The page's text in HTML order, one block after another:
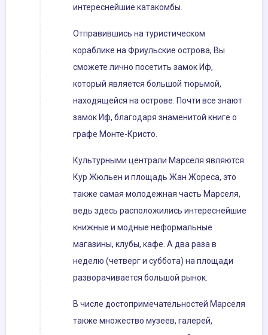
интереснейшие катакомбы.
Отправившись на туристическом
кораблике на Фриульские острова, Вы
сможете лично посетить замок Иф,
который является большой тюрьмой,
находящейся на острове. Почти все знают
замок Иф, благодаря знаменитой книге о
графе Монте-Кристо.
Культурными централи Марселя являются
Кур Жюльен и площадь Жан Жореса, это
также самая молодежная часть Марселя,
ведь здесь расположились интереснейшие
книжные и модные неформальные
магазины, клубы, кафе. А два раза в
неделю (четверг и суббота) на площади
разворачивается большой рынок.
В числе достопримечательностей Марселя
также множество музеев, галерей,